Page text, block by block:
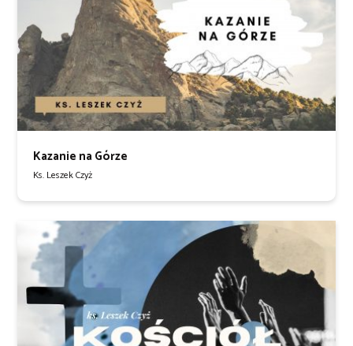
Kazanie na Górze
Ks. Leszek Czyż